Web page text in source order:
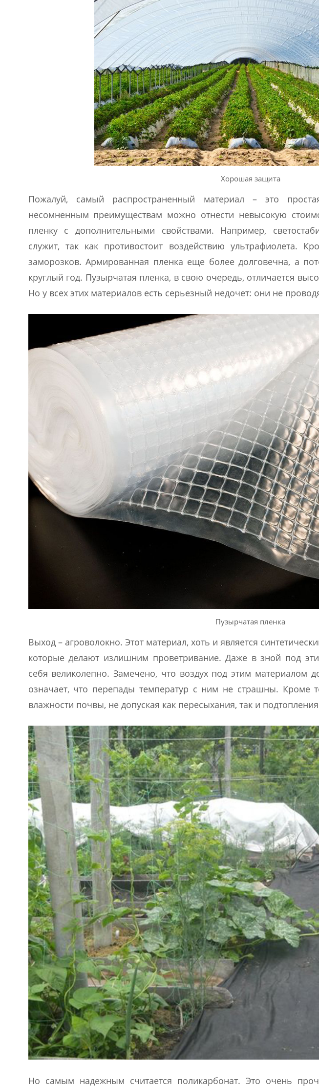
Хорошая защита
Пожалуй, самый распространенный материал – это
несомненным преимуществам можно отнести невысокую
пленку с дополнительными свойствами. Например,
служит, так как противостоит воздействию ультрафиолета.
заморозков. Армированная пленка еще более долговечна, а
круглый год. Пузырчатая пленка, в свою очередь, отличается
Но у всех этих материалов есть серьезный недочет: они не
Пузырчатая пленка
Выход – агроволокно. Этот материал, хоть и является
которые делают излишним проветривание. Даже в зной под
себя великолепно. Замечено, что воздух под этим материалом
означает, что перепады температур с ним не страшны. Кроме
влажности почвы, не допуская как пересыхания, так и
Но самым надежным считается поликарбонат. Это очень